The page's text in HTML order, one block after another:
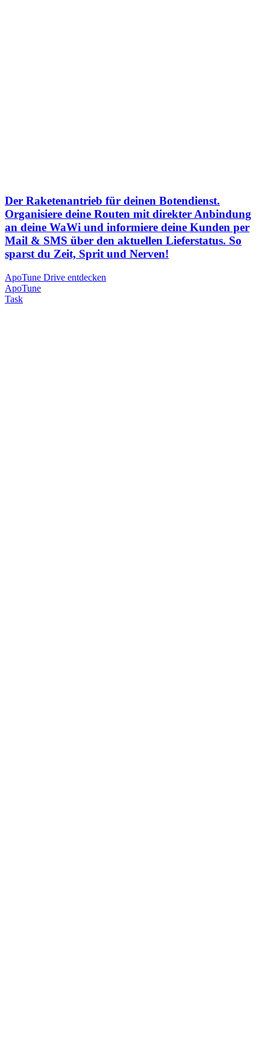
Der Raketenantrieb für deinen Botendienst.
Organisiere deine Routen mit direkter Anbindung
an deine WaWi und informiere deine Kunden per
Mail & SMS über den aktuellen Lieferstatus. So
sparst du Zeit, Sprit und Nerven!
ApoTune Drive entdecken
ApoTune
Task